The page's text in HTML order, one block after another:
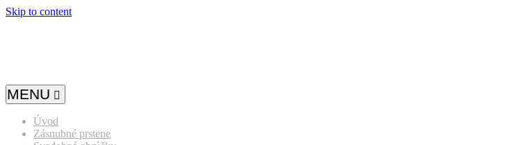
Skip to content
MENU
Úvod
Zásnubné prstene